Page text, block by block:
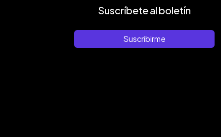
Suscríbete al boletín
Suscribirme